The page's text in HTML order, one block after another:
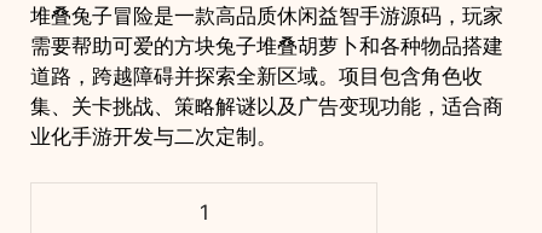
堆叠兔子冒险是一款高品质休闲益智手游源码，玩家
需要帮助可爱的方块兔子堆叠胡萝卜和各种物品搭建
道路，跨越障碍并探索全新区域。项目包含角色收
集、关卡挑战、策略解谜以及广告变现功能，适合商
业化手游开发与二次定制。